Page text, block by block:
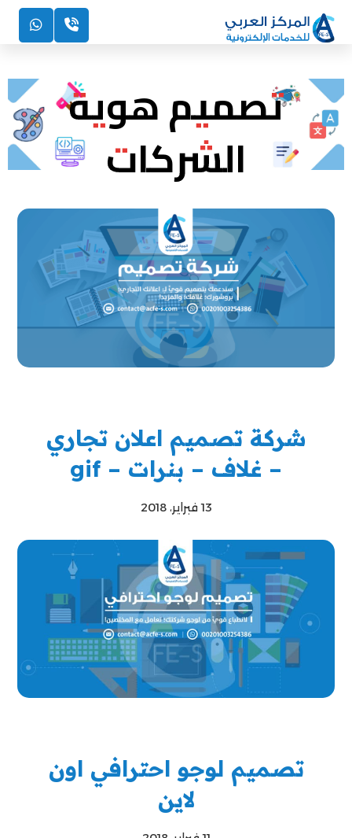
تصميم هوية
الشركات
شركة تصميم اعلان تجاري
– غلاف – بنرات – gif
13 فبراير، 2018
تصميم لوجو احترافي اون
لاين